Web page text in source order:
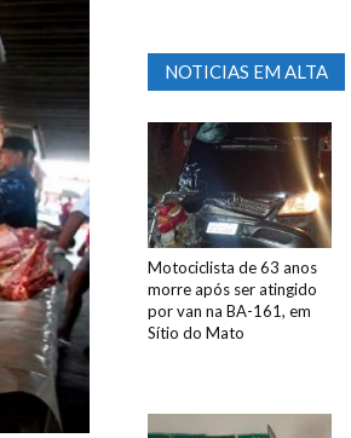
NOTICIAS EM ALTA
Motociclista de 63 anos
morre após ser atingido
por van na BA-161, em
Sítio do Mato